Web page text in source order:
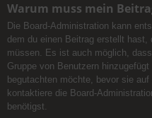
Warum muss mein
Die Board-Administration kann
dem du einen Beitrag erstellt hast,
müssen. Es ist auch möglich,
Gruppe von Benutzern
begutachten möchte, bevor sie
kontaktiere die Board-
benötigst.